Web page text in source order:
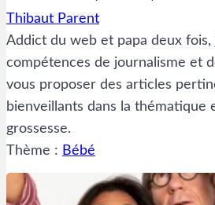
Thibaut Parent
Addict du web et papa deux fois,
compétences de journalisme et
vous proposer des articles
bienveillants dans la thématique
grossesse.
Thème : Bébé